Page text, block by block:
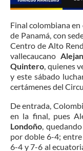
Final colombiana
de Panamá, con
Centro de Alto
vallecaucano
Quintero , quienes
y este sábado
certámenes del
De entrada,
en la final, pues
Londoño ,
por doble 6-4;
6-4 y 7-6 al